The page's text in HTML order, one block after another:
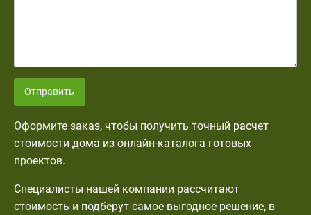
Отправить
Оформите заказ, чтобы получить точный расчет
стоимости дома из онлайн-каталога готовых
проектов.
Специалисты нашей компании рассчитают
стоимость и подберут самое выгодное решение, в